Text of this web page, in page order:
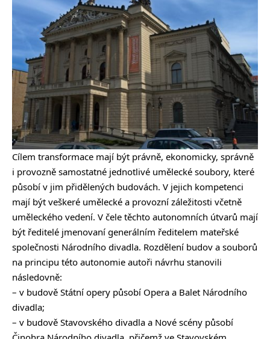
Cílem transformace mají být právně, ekonomicky, správně
i provozně samostatné jednotlivé umělecké soubory, které
působí v jim přidělených budovách. V jejich kompetenci
mají být veškeré umělecké a provozní záležitosti včetně
uměleckého vedení. V čele těchto autonomních útvarů mají
být ředitelé jmenovaní generálním ředitelem mateřské
společnosti Národního divadla. Rozdělení budov a souborů
na principu této autonomie autoři návrhu stanovili
následovně:
– v budově Státní opery působí Opera a Balet Národního
divadla;
– v budově Stavovského divadla a Nové scény působí